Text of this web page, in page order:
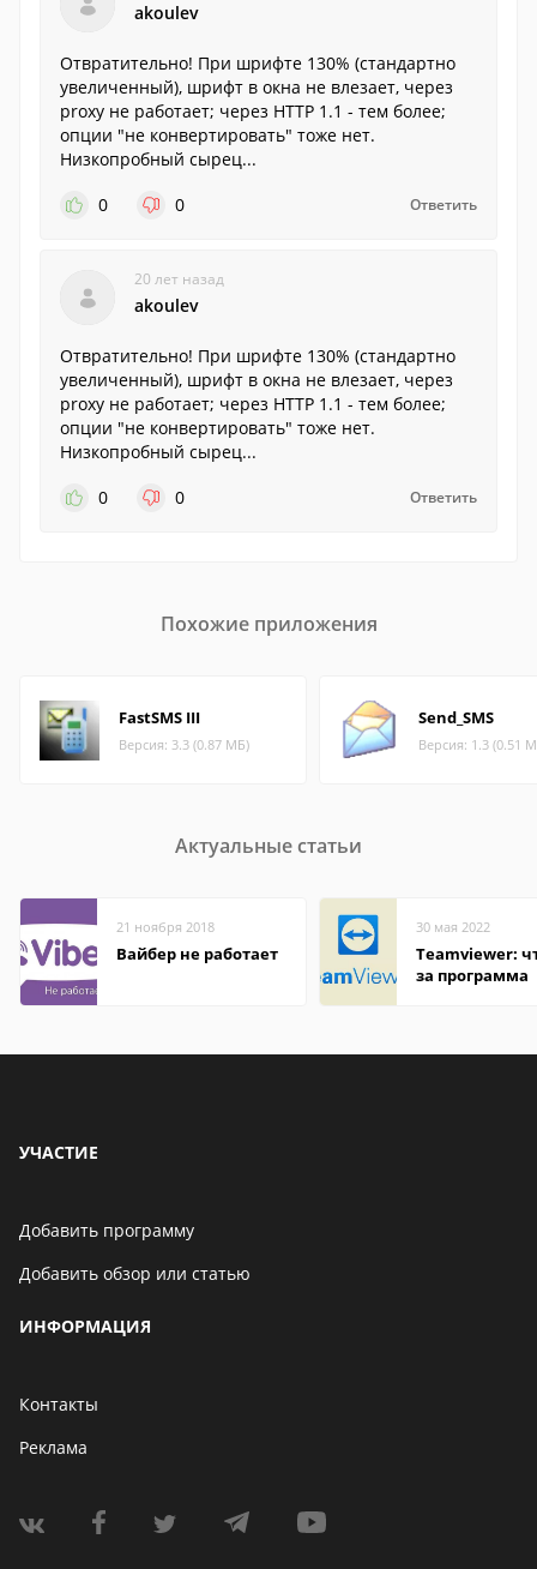
akoulev
Отвратительно! При шрифте 130% (стандартно
увеличенный), шрифт в окна не влезает, через
proxy не работает; через HTTP 1.1 - тем более;
опции "не конвертировать" тоже нет.
Низкопробный сырец...
0
0 Ответить
20 лет назад
akoulev
Отвратительно! При шрифте 130% (стандартно
увеличенный), шрифт в окна не влезает, через
proxy не работает; через HTTP 1.1 - тем более;
опции "не конвертировать" тоже нет.
Низкопробный сырец...
0
0 Ответить
Похожие приложения
FastSMS III
Версия: 3.3 (0.87 МБ)
Send_SMS
Версия: 1.3 (0.51
Актуальные статьи
21 ноября 2018
Вайбер не работает
30 мая 2022
Teamviewer:
за программа
УЧАСТИЕ
Добавить программу
Добавить обзор или статью
ИНФОРМАЦИЯ
Контакты
Реклама